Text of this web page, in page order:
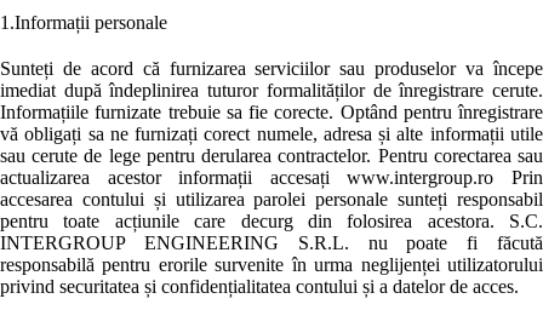
1.Informații personale
Sunteți de acord că furnizarea serviciilor sau produselor va începe
imediat după îndeplinirea tuturor formalităților de înregistrare cerute.
Informațiile furnizate trebuie sa fie corecte. Optând pentru înregistrare
vă obligați sa ne furnizați corect numele, adresa și alte informații utile
sau cerute de lege pentru derularea contractelor. Pentru corectarea sau
actualizarea acestor informații accesați www.intergroup.ro Prin
accesarea contului și utilizarea parolei personale sunteți responsabil
pentru toate acțiunile care decurg din folosirea acestora. S.C.
INTERGROUP ENGINEERING S.R.L. nu poate fi făcută
responsabilă pentru erorile survenite în urma neglijenței utilizatorului
privind securitatea și confidențialitatea contului și a datelor de acces.